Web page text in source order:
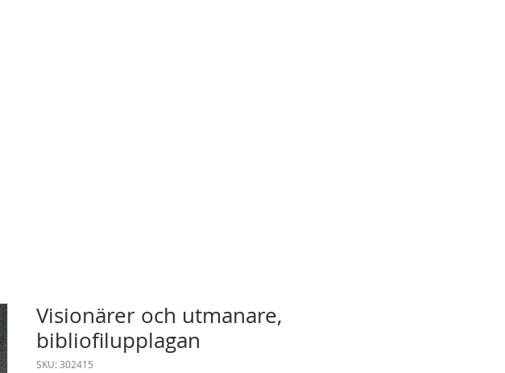
Visionärer och utmanare,
bibliofilupplagan
SKU: 302415